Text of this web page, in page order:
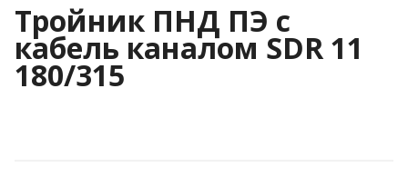
Тройник ПНД ПЭ с
кабель каналом SDR 11
180/315